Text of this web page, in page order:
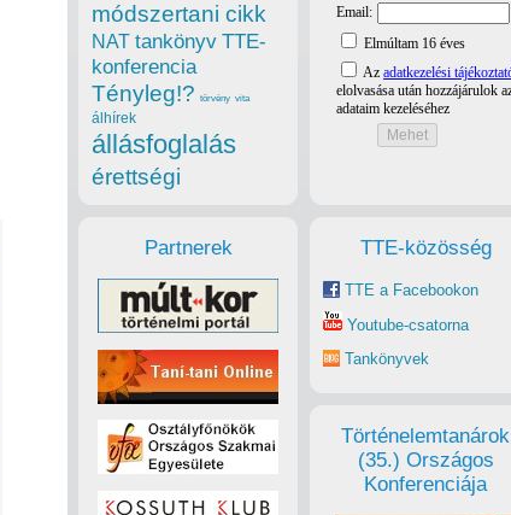
TTE-közösség
TTE a Facebookon
Youtube-csatorna
Tankönyvek
Történelemtanárok
(35.) Országos
Konferenciája
módszertani cikk
NAT tankönyv TTE-
konferencia
Tényleg!? törvény vita
álhírek
állásfoglalás
érettségi
Partnerek